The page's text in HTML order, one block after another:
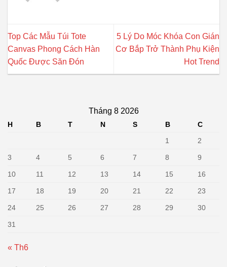
Top Các Mẫu Túi Tote
Canvas Phong Cách Hàn
Quốc Được Săn Đón
5 Lý Do Móc Khóa Con Gián
Cơ Bắp Trở Thành Phụ Kiện
Hot Trend
Tháng 8 2026
H B T N S B
C
1
2
3 4 5 6 7 8 9
10 11 12 13 14 15 16
17 18 19 20 21 22 23
24 25 26 27 28 29 30
31
« Th6